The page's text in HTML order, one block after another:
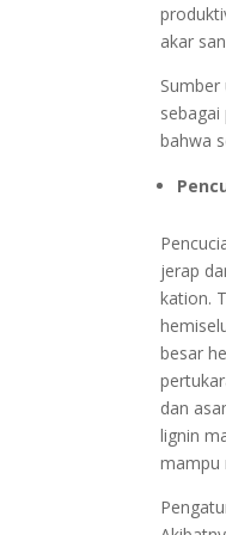
akar
bahwa
jerap
kation.
besar
dan
lignin
mampu